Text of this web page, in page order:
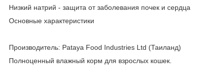
Низкий натрий - защита от заболевания почек и сердца
Основные характеристики
Производитель: Pataya Food Industries Ltd (Таиланд)
Полноценный влажный корм для взрослых кошек.